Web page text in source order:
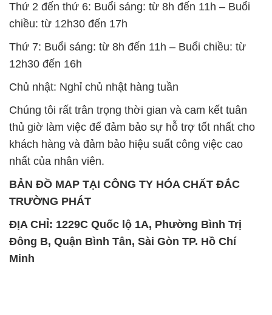
Chất Bảo Quản CMIT Thái
Lan Thailand
Phèn Nhôm – Al2(SO4)3 17%
Chất tạo bọt Las P Tico Tank
IBC Bồn Việt Nam
Sodium Benzoate – Mốc Bột